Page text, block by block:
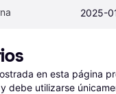
2025-
en esta página
debe utilizarse